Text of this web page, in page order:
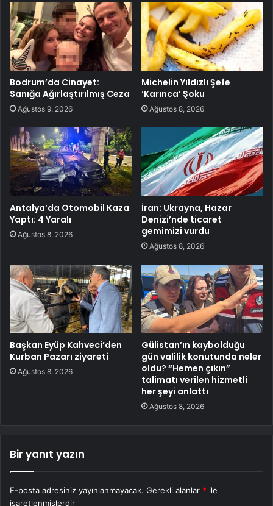
Bodrum’da Cinayet:
Sanığa Ağırlaştırılmış Ceza
Ağustos 9, 2026
Michelin Yıldızlı Şefe
‘Karınca’ Şoku
Ağustos 8, 2026
Antalya’da Otomobil Kaza
Yaptı: 4 Yaralı
Ağustos 8, 2026
İran: Ukrayna, Hazar
Denizi’nde ticaret
gemimizi vurdu
Ağustos 8, 2026
Başkan Eyüp Kahveci’den
Kurban Pazarı ziyareti
Ağustos 8, 2026
Gülistan’ın kaybolduğu
gün valilik konutunda neler
oldu? “Hemen çıkın”
talimatı verilen hizmetli
her şeyi anlattı
Ağustos 8, 2026
Bir yanıt yazın
E-posta adresiniz yayınlanmayacak. Gerekli alanlar * ile
işaretlenmişlerdir